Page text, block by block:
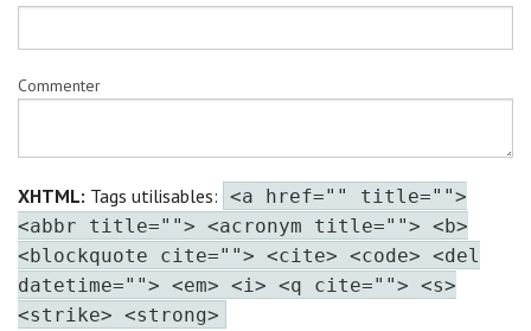
Commenter
XHTML: Tags utilisables: <a href="" title="">
<abbr title=""> <acronym title=""> <b>
<blockquote cite=""> <cite> <code> <del
datetime=""> <em> <i> <q cite=""> <s>
<strike> <strong>